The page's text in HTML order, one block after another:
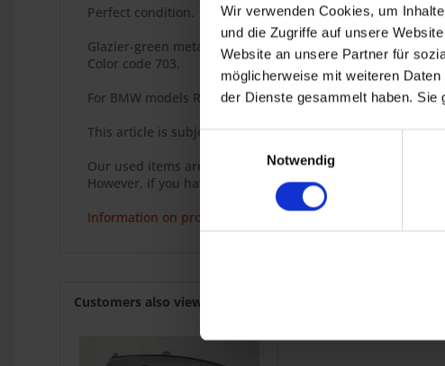
Wir verwenden Cookies, um
und die Zugriffe auf unsere
Website an unsere Partner für
möglicherweise mit weiteren
der Dienste gesammelt haben. Sie
Einwilligungsauswahl
Notwendig
Perfect condition.
Glazier-green metallic.
Color code 703.
For BMW models R 850RT, R 1100RT, R 1150RT.
This article is subject to differential taxation according to
Our used items are checked and photographed to the best
However, if you have any reason to complain, please
Information on product safety
Customers also viewed